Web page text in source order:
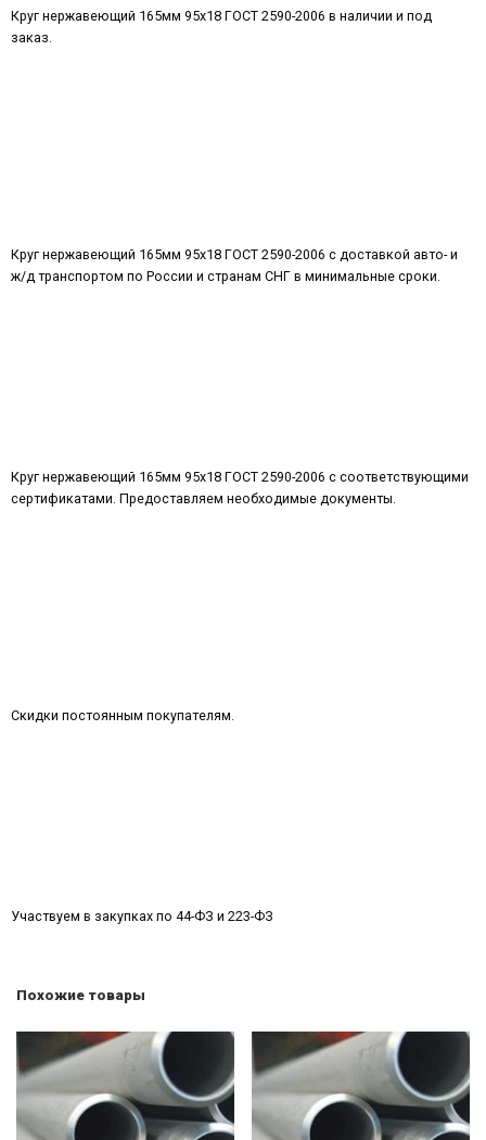
Круг нержавеющий 165мм 95х18 ГОСТ 2590-2006 в наличии и под
заказ.
Круг нержавеющий 165мм 95х18 ГОСТ 2590-2006 с доставкой авто- и
ж/д транспортом по России и странам СНГ в минимальные сроки.
Круг нержавеющий 165мм 95х18 ГОСТ 2590-2006 с соответствующими
сертификатами. Предоставляем необходимые документы.
Скидки постоянным покупателям.
Участвуем в закупках по 44-ФЗ и 223-ФЗ
Похожие товары